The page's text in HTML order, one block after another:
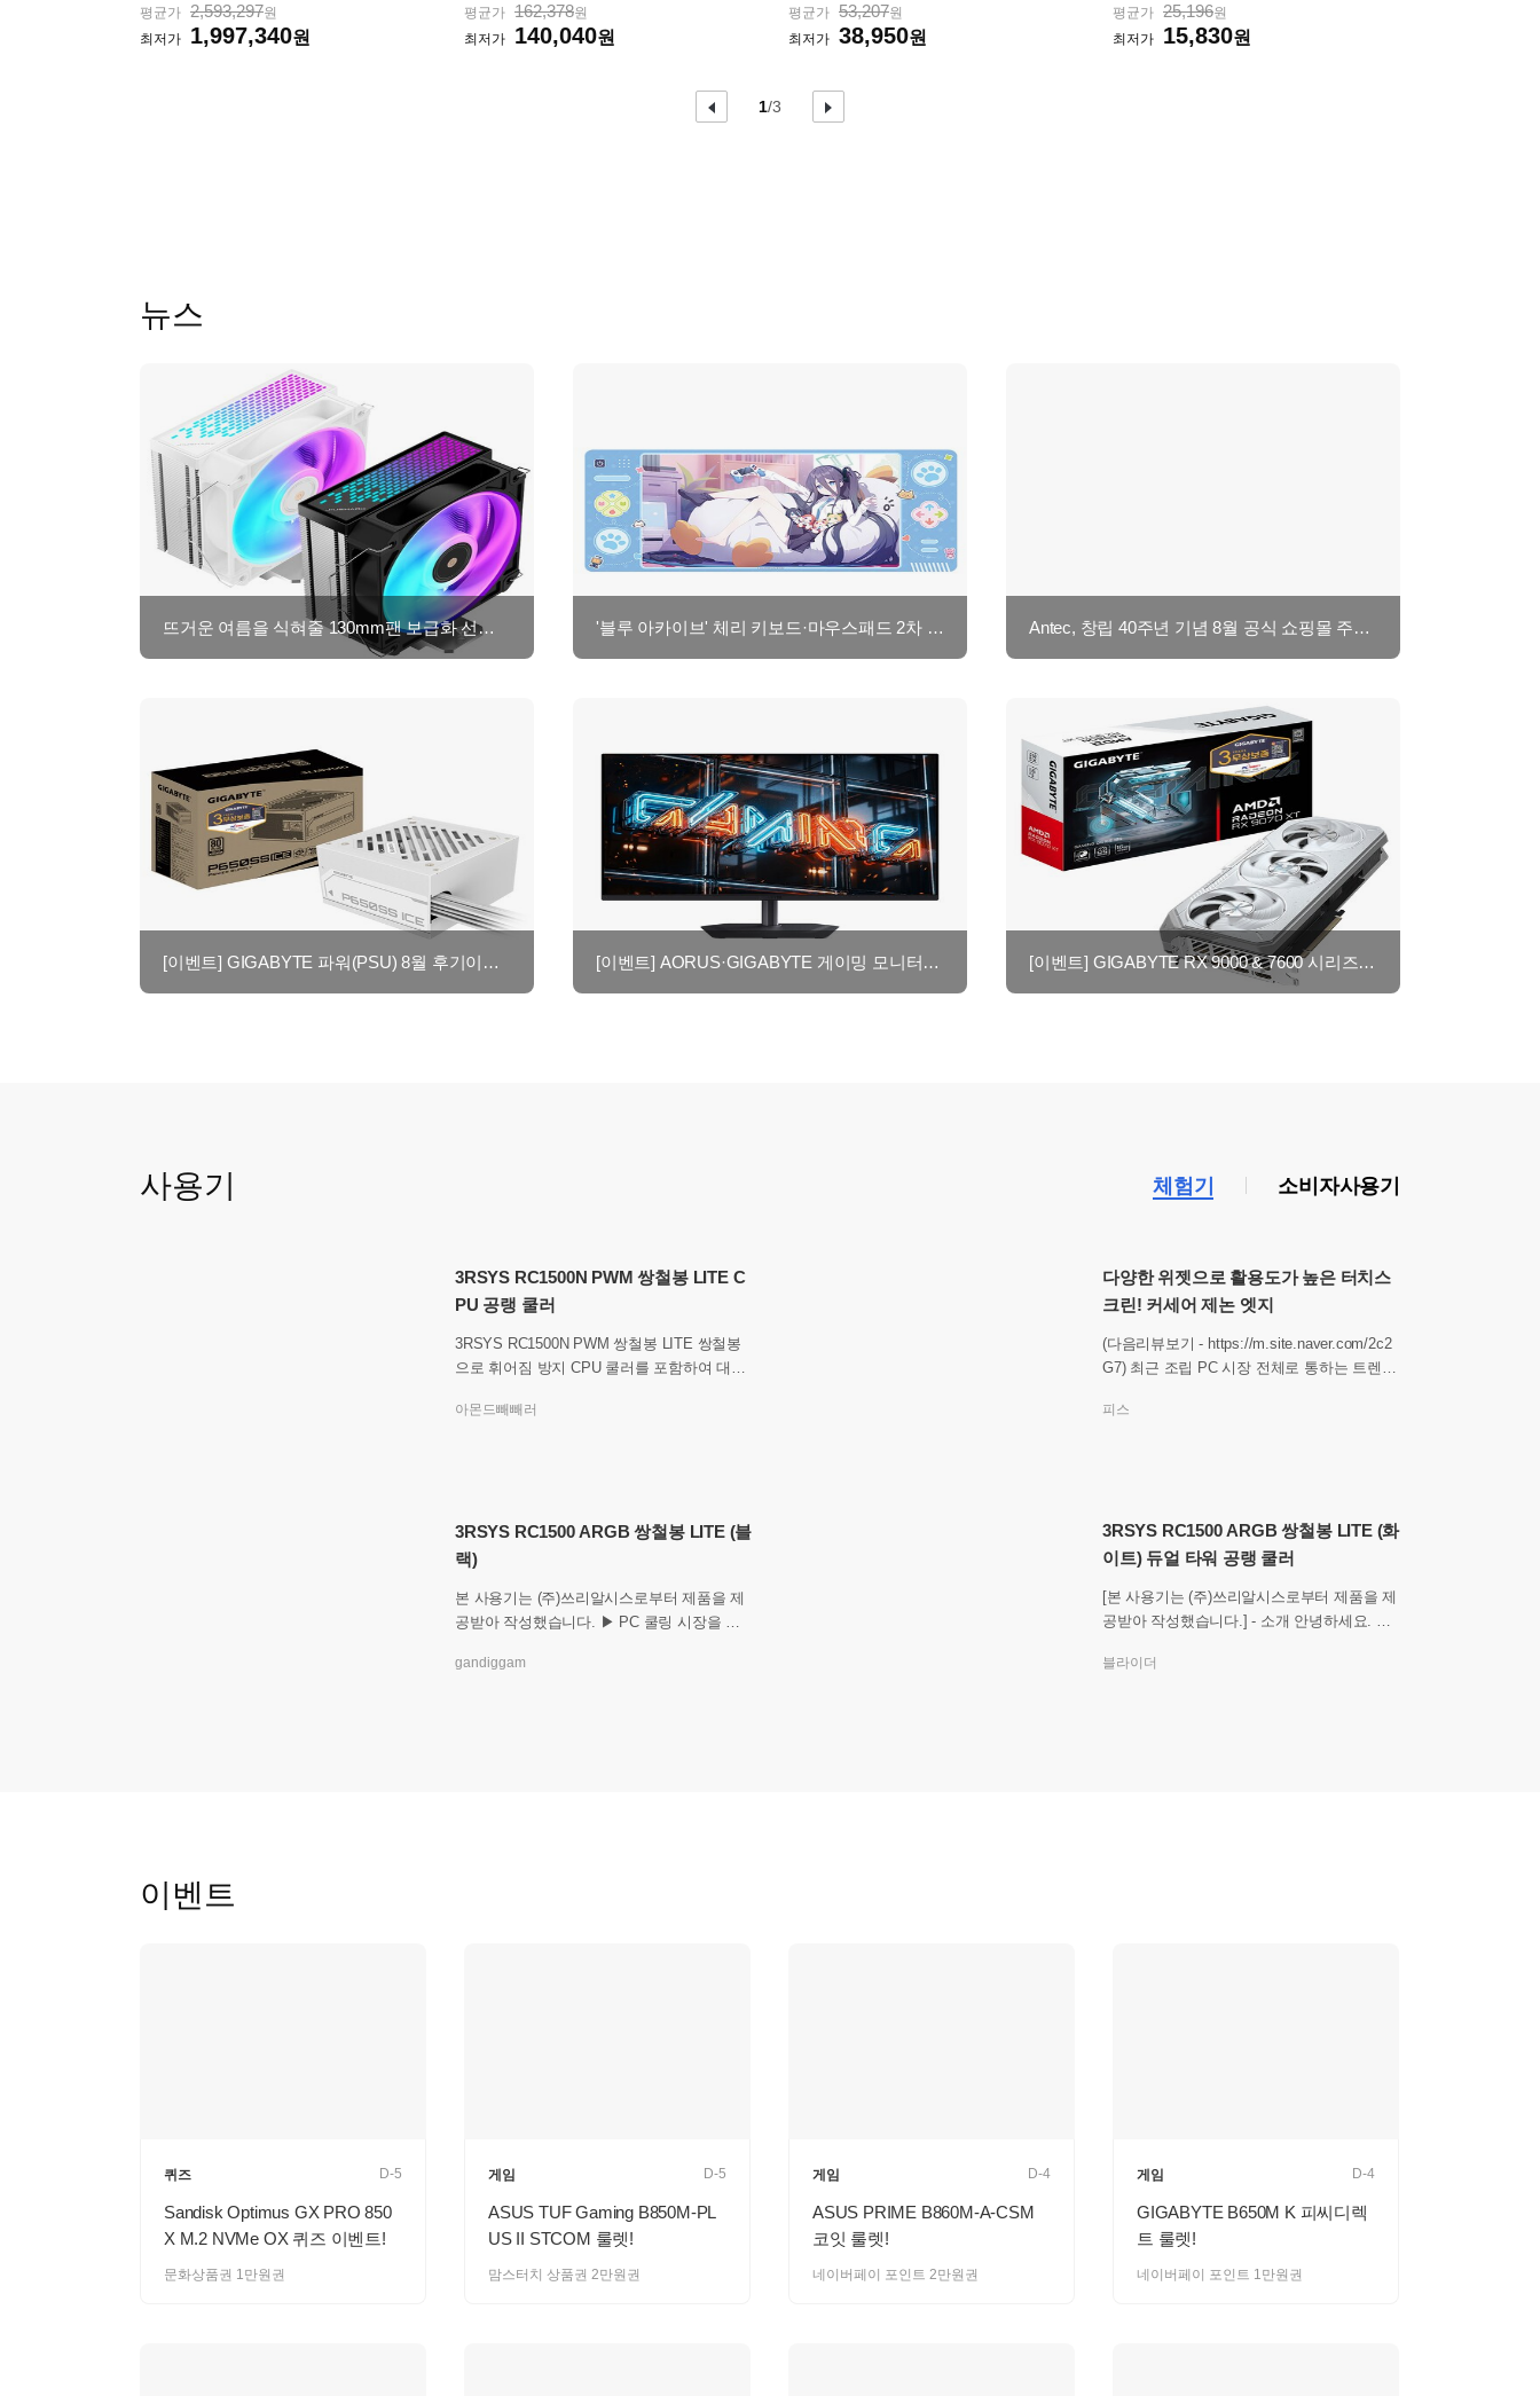
I절약모드 / 색상:베이지 / [신선/보관] / 위생:항균
핸들 / 미세자동정온 / 급속냉동 / [디자인] / 재질:
평균가 2,593,297원
최저가
1,997,340원
140mm / 무상 10년 / [커넥터] / 메인전원:24핀
(20+4) / 보조전원:8핀x1, (4+4)핀x1 / PCIe 16
평균가 162,378원
최저가
140,040원
수납 / 표면열차단 / 원터치뚜껑열림 / 회전받침
대 / 크기(가로x세로x깊이): 140x225x210mm
평균가 53,207원
최저가 38,950원
평균가 25,196원
최저가
15,830원
이
전
현
1/총
3
다
음
뉴스
뜨거운 여름을 식혀줄 130mm팬 보급화 선언! JF160R Quiet '블루 아카이브' 체리 키보드·마우스패드 2차 예약 판매, 제이웍스 Antec, 창립 40주년 기념 8월 공식 쇼핑몰 주말 특가 이벤트 진행 (2탄)
[이벤트] GIGABYTE 파워(PSU) 8월 후기이벤트 - 최대 네이버페이 2만원! [이벤트] AORUS·GIGABYTE 게이밍 모니터 8월 후기이벤트 [이벤트] GIGABYTE RX 9000 & 7600 시리즈 8월 후기이벤트 - 최대 네이
사용기 체험기 소비자사용기
3RSYS RC1500N PWM 쌍철봉 LITE C
PU 공랭 쿨러
3RSYS RC1500N PWM 쌍철봉 LITE 쌍철봉
으로 휘어짐 방지 CPU 쿨러를 포함하여 대부
다. 받는 제품의 포장 상태가 좋
아몬드빼빼러
다양한 위젯으로 활용도가 높은 터치스
크린! 커세어 제논 엣지
(다음리뷰보기 - https://m.site.naver.com/2c2
G7) 최근 조립 PC 시장 전체로 통하는 트렌드
히 PC에서 디스플레이
피스
3RSYS RC1500 ARGB 쌍철봉 LITE (블
랙)
본 사용기는 (주)쓰리알시스로부터 제품을 제
공받아 작성했습니다. ▶ PC 쿨링 시장을 들
가 공존합니다. 특히 듀
gandiggam
3RSYS RC1500 ARGB 쌍철봉 LITE (화
이트) 듀얼 타워 공랭 쿨러
[본 사용기는 (주)쓰리알시스로부터 제품을 제
공받아 작성했습니다.] - 소개 안녕하세요. 이
GB 쌍철봉 LITE
블라이더
이벤트
퀴즈 D-5
Sandisk Optimus GX PRO 850
X M.2 NVMe OX 퀴즈 이벤트!
문화상품권 1만원권
게임 D-5
ASUS TUF Gaming B850M-PL
US II STCOM 룰렛!
맘스터치 상품권 2만원권
게임 D-4
ASUS PRIME B860M-A-CSM
코잇 룰렛!
네이버페이 포인트 2만원권
게임 D-4
GIGABYTE B650M K 피씨디렉
트 룰렛!
네이버페이 포인트 1만원권